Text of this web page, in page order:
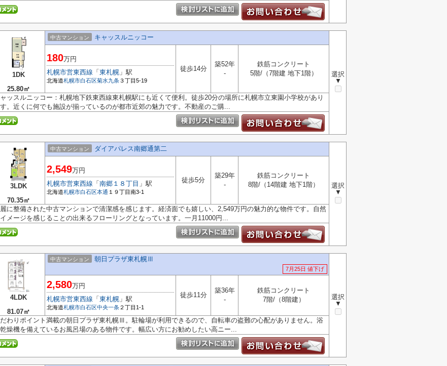
1DK
25.80㎡
中古マンション キャッスルニッコー
選択
▼
180万円
札幌市営東西線 「 東札幌 」駅
北海道札幌市白石区菊水九条３丁目5-19
徒歩14分
築52年
-
鉄筋コンクリート
5階/（7階建 地下1階）
ッスルニッコー：札幌地下鉄東西線東札幌駅にも近くて便利。徒歩20分の場所に札幌市立東園小学校があり
。近くに何でも施設が揃っているのが都市近郊の魅力です。不動産のご購...
3LDK
70.35㎡
中古マンション ダイアパレス南郷通第二
選択
▼
2,549万円
札幌市営東西線 「 南郷１８丁目 」駅
北海道札幌市白石区本通 １９丁目南3-1
徒歩5分
築29年
-
鉄筋コンクリート
8階/（14階建 地下1階）
に整備された中古マンションで清潔感を感じます。経済面でも嬉しい、2,549万円の魅力的な物件です。自然
メージを感じることの出来るフローリングとなっています。一月11000円...
4LDK
81.07㎡
中古マンション 朝日プラザ東札幌Ⅲ
7月25日 値下げ
選択
▼
2,580万円
札幌市営東西線 「 東札幌 」駅
北海道札幌市白石区中央一条 ２丁目1-1
徒歩11分
築36年
-
鉄筋コンクリート
7階/（8階建）
わりポイント満載の朝日プラザ東札幌Ⅲ。駐輪場が利用できるので、自転車の盗難の心配がありません。浴
燥機を備えているお風呂場のある物件です。幅広い方にお勧めしたい高ニー...